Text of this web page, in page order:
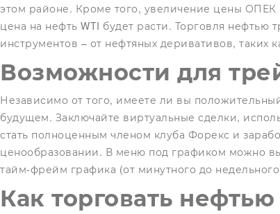
этом районе. Кроме того, увеличение цены ОПЕК
цена на нефть WTI будет расти. Торговля
инструментов – от нефтяных деривативов,
Возможности для
Независимо от того, имеете ли вы
будущем. Заключайте виртуальные сделки,
стать полноценным членом клуба Форекс и
ценообразовании. В меню под графиком можно
тайм-фрейм графика (от минутного до
Как торговать нефтью